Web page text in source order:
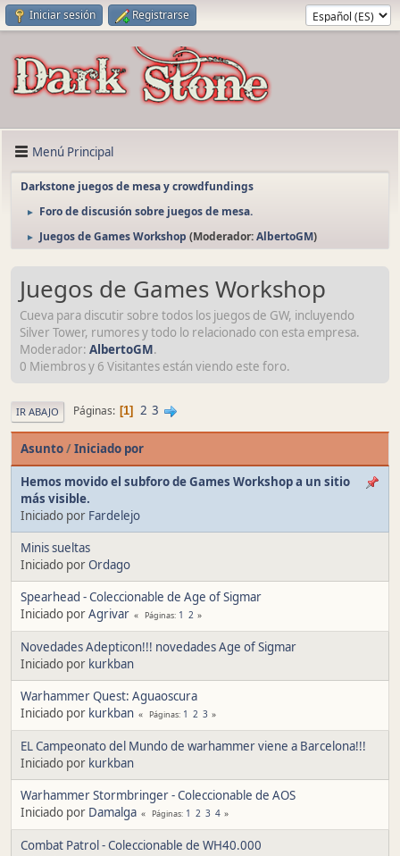
Iniciar sesión Registrarse
Menú Principal
Darkstone juegos de mesa y crowdfundings
► Foro de discusión sobre juegos de mesa.
► Juegos de Games Workshop (Moderador:AlbertoGM)
Juegos de Games Workshop
Cueva para discutir sobre todos los juegos de GW, incluyendo
Silver Tower, rumores y todo lo relacionado con esta empresa.
Moderador: AlbertoGM.
0 Miembros y 6 Visitantes están viendo este foro.
IR ABAJO Páginas 1 2 3
Asunto/Iniciado por
Hemos movido el subforo de Games Workshop a un sitio
más visible.
Iniciado por Fardelejo
Minis sueltas
Iniciado porOrdago
Spearhead - Coleccionable de Age of Sigmar
Iniciado porAgrivar Páginas 1 2
Novedades Adepticon!!! novedades Age of Sigmar
Iniciado por kurkban
Warhammer Quest: Aguaoscura
Iniciado por kurkban Páginas 1 2 3
EL Campeonato del Mundo de warhammer viene a Barcelona!!!
Iniciado por kurkban
Warhammer Stormbringer - Coleccionable de AOS
Iniciado por Damalga Páginas 1 2 3 4
Combat Patrol - Coleccionable de WH40.000